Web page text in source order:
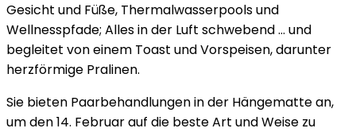
Gesicht und Füße, Thermalwasserpools und
Wellnesspfade; Alles in der Luft schwebend … und
begleitet von einem Toast und Vorspeisen, darunter
herzförmige Pralinen.
Sie bieten Paarbehandlungen in der Hängematte an,
um den 14. Februar auf die beste Art und Weise zu